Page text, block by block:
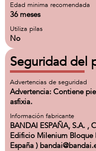
Edad minima recomendada
36 meses
Utiliza pilas
No
Seguridad del
Advertencias de seguridad
Advertencia: Contiene
asfixia.
Información fabricante
BANDAI ESPAÑA, S.A. ,
Edificio Milenium Bloque
España )